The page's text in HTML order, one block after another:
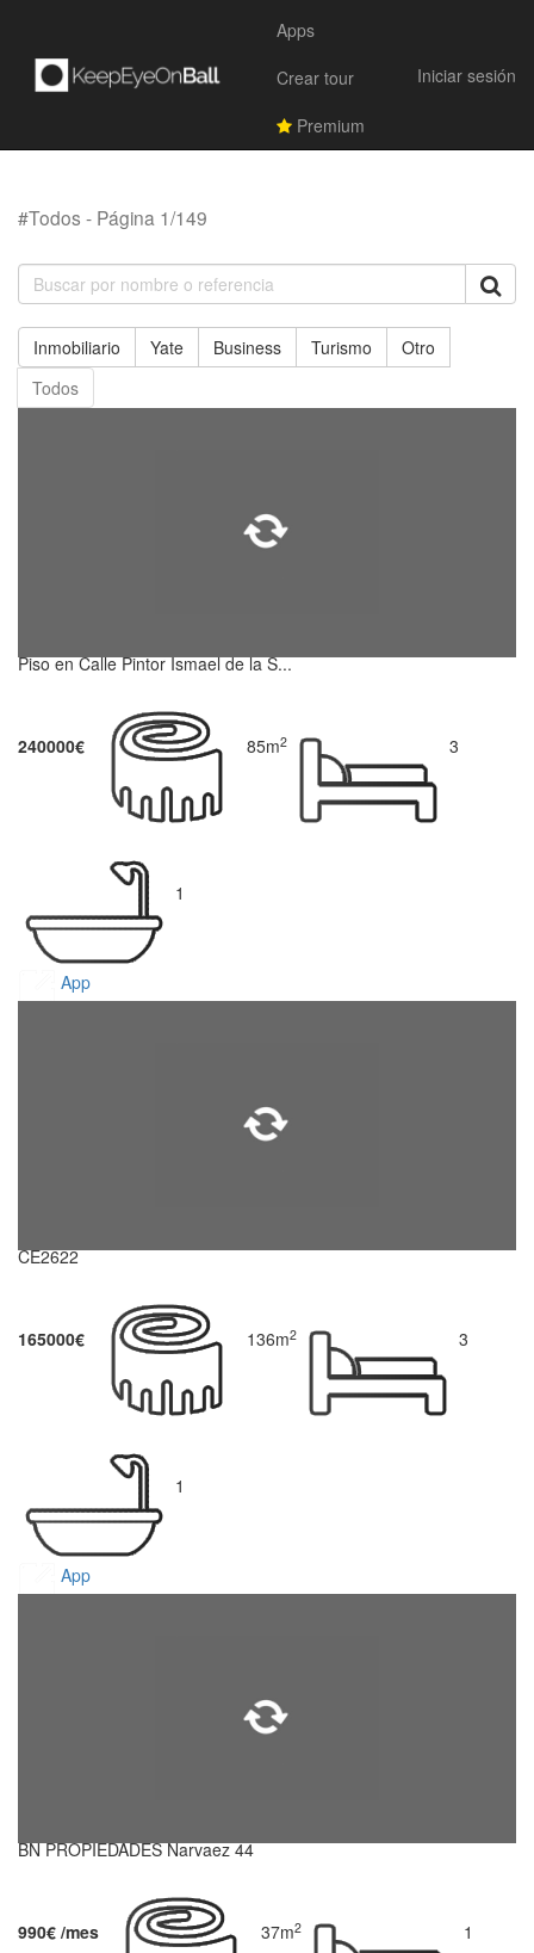
Apps
Crear tour
Premium
Iniciar sesión
#Todos - Página 1/149
Inmobiliario Yate Business Turismo
Otro
Todos
Piso en Calle Pintor Ismael de la S...
240000€ 85m2 3
1
App
CE2622
165000€ 136m2 3
1
App
BN PROPIEDADES Narvaez 44
990€ /mes 37m2 1